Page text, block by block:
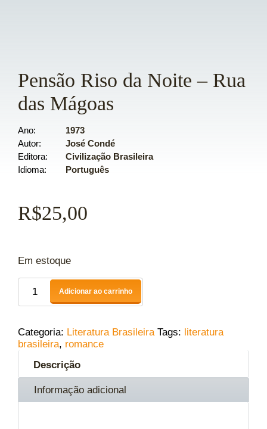
Pensão Riso da Noite – Rua
das Mágoas
Ano
1973
Autor
José Condé
Editora
Civilização Brasileira
Idioma
Português
R$25,00
Em estoque
Adicionar ao carrinho
Categoria: Literatura Brasileira Tags: literatura
brasileira, romance
Descrição
Informação adicional